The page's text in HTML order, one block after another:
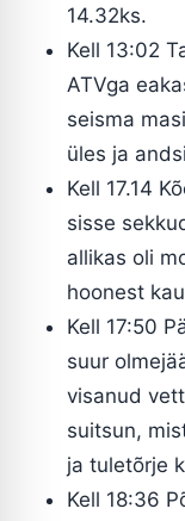
14.32ks.
Kell 13:02
ATVga
seisma
üles ja
Kell 17.14
sisse
allikas oli
hoonest
Kell 17:50
suur
visanud
suitsun,
ja tuletõrje
Kell 18:36